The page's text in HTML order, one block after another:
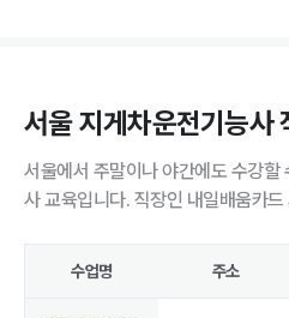
서울 지게차운전기능사
서울에서 주말이나 야간에도 수강할
사 교육입니다. 직장인 내일배움카드
수업명 주소